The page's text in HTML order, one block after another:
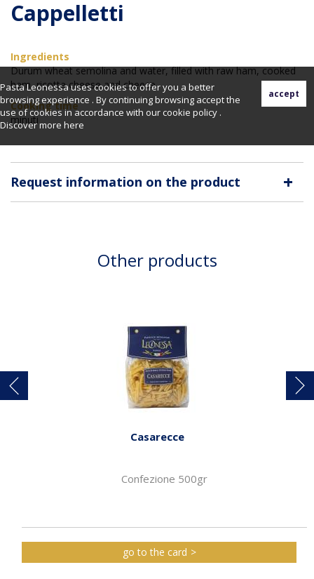
Pasta Leonessa uses cookies to offer you a better
browsing experience . By continuing browsing accept the
use of cookies in accordance with our cookie policy .
Discover more here
Cappelletti
Ingredients
Durum wheat semolina and water, filled with raw ham, cooked
ham, ricotta cheese and cheese.
Cooking time
minuti
Request information on the product +
Other products
Casarecce
Confezione 500gr
go to the card